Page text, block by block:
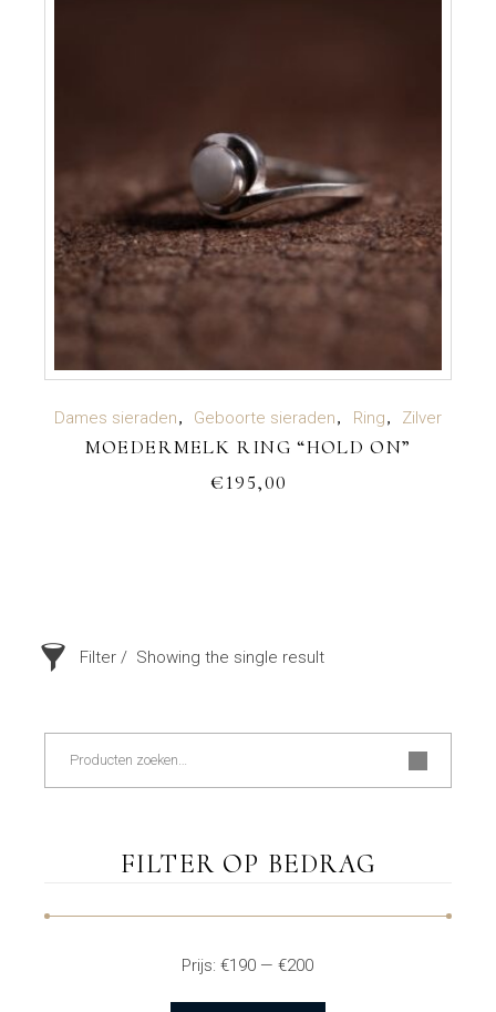
TOEVOEGEN AAN WINKELWAGEN
Dames sieraden Geboorte sieraden Ring Zilver
MOEDERMELK RING “HOLD ON”
€195,00
Filter Showing the single result
Zoeken
FILTER OP BEDRAG
Prijs:€190 —€200